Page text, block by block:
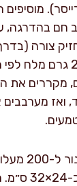
חם
מ״ל). מתבלים ב-כ-2
ואז
מורידים
קלות